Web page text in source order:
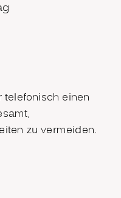
telefonisch einen
zu vermeiden.